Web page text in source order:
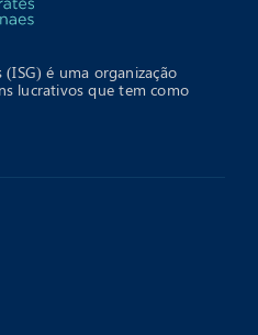
é uma organização
lucrativos que tem como